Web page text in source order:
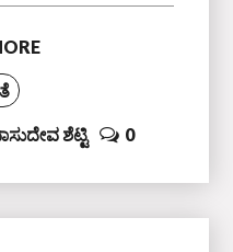
ಶೆಟ್ಟಿ 0